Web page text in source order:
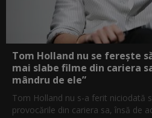
Tom Holland nu se ferește
mai slabe filme din cariera
mândru de ele”
Tom Holland nu s-a ferit niciodată
provocările din cariera sa, însă de